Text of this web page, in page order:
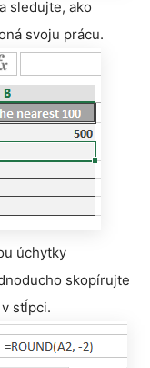
sledujte, ako
svoju prácu.
úchytky
skopírujte
stĺpci.